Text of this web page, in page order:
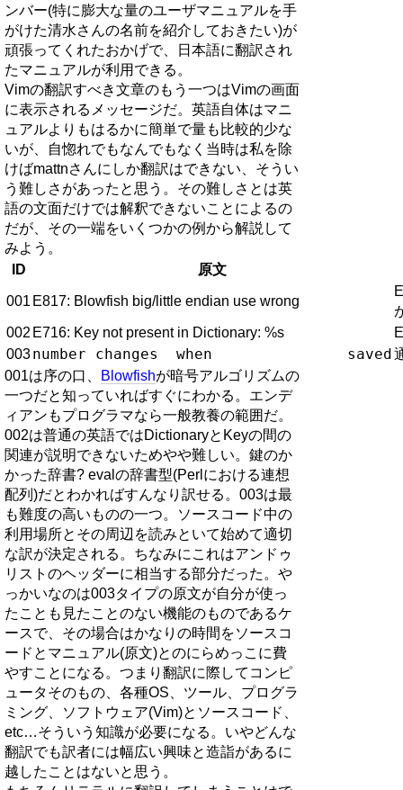
ンバー(特に膨大な量のユーザマニュアルを手
がけた清水さんの名前を紹介しておきたい)が
頑張ってくれたおかげで、日本語に翻訳され
たマニュアルが利用できる。
Vimの翻訳すべき文章のもう一つはVimの画面
に表示されるメッセージだ。英語自体はマニ
ュアルよりもはるかに簡単で量も比較的少な
いが、自惚れでもなんでもなく当時は私を除
けばmattnさんにしか翻訳はできない、そうい
う難しさがあったと思う。その難しさとは英
語の文面だけでは解釈できないことによるの
だが、その一端をいくつかの例から解説して
みよう。
ID
原文
001 E817: Blowfish big/little endian use wrong
002 E716: Key not present in Dictionary: %s
003number changes  when               saved
001は序の口、 Blowfishが暗号アルゴリズムの
一つだと知っていればすぐにわかる。エンデ
ィアンもプログラマなら一般教養の範囲だ。
002は普通の英語ではDictionaryとKeyの間の
関連が説明できないためやや難しい。鍵のか
かった辞書? evalの辞書型(Perlにおける連想
配列)だとわかればすんなり訳せる。003は最
も難度の高いものの一つ。ソースコード中の
利用場所とその周辺を読みといて始めて適切
な訳が決定される。ちなみにこれはアンドゥ
リストのヘッダーに相当する部分だった。や
っかいなのは003タイプの原文が自分が使っ
たことも見たことのない機能のものであるケ
ースで、その場合はかなりの時間をソースコ
ードとマニュアル(原文)とのにらめっこに費
やすことになる。つまり翻訳に際してコンピ
ュータそのもの、各種OS、ツール、プログラ
ミング、ソフトウェア(Vim)とソースコード、
etc…そういう知識が必要になる。いやどんな
翻訳でも訳者には幅広い興味と造詣があるに
越したことはないと思う。